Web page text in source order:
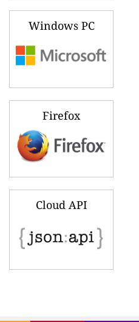
Windows PC
Firefox
Cloud API